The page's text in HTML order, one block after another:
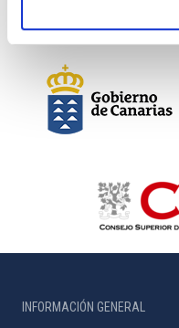
INFORMACIÓN GENERAL